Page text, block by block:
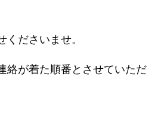
くださいませ。
絡が着た順番とさせていただ